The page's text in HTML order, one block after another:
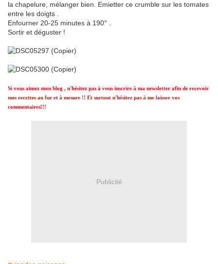
la chapelure, mélanger bien. Emietter ce crumble sur les tomates
entre les doigts .
Enfourner 20-25 minutes à 190° .
Sortir et déguster !
Si vous aimez mon blog , n'hésitez pas à vous inscrire à ma newsletter afin de recevoir
mes recettes au fur et à mesure !! Et surtout n'hésitez pas à me laisser vos
commentaires!!!
Publicité